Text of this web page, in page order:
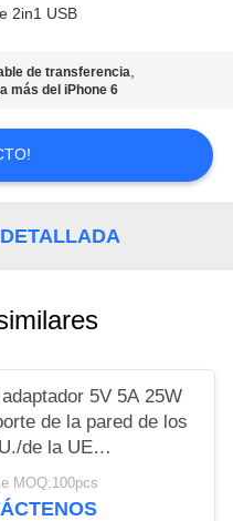
2in1 USB
de transferencia,
más del iPhone 6
5V 5A 25W
de la pared de los
de la UE
GS/FCC
MOQ:100pcs